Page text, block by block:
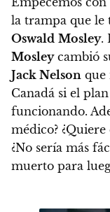
la trampa que le
Oswald Mosley.
Mosleycambió
Jack Nelson que
Canadá si el
funcionando.
médico? ¿Quiere
¿No sería más
muerto para